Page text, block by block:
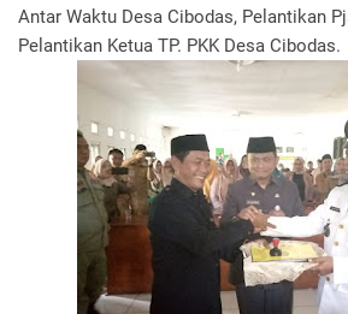
Antar Waktu Desa Cibodas, Pelantikan
Pelantikan Ketua TP. PKK Desa Cibodas.